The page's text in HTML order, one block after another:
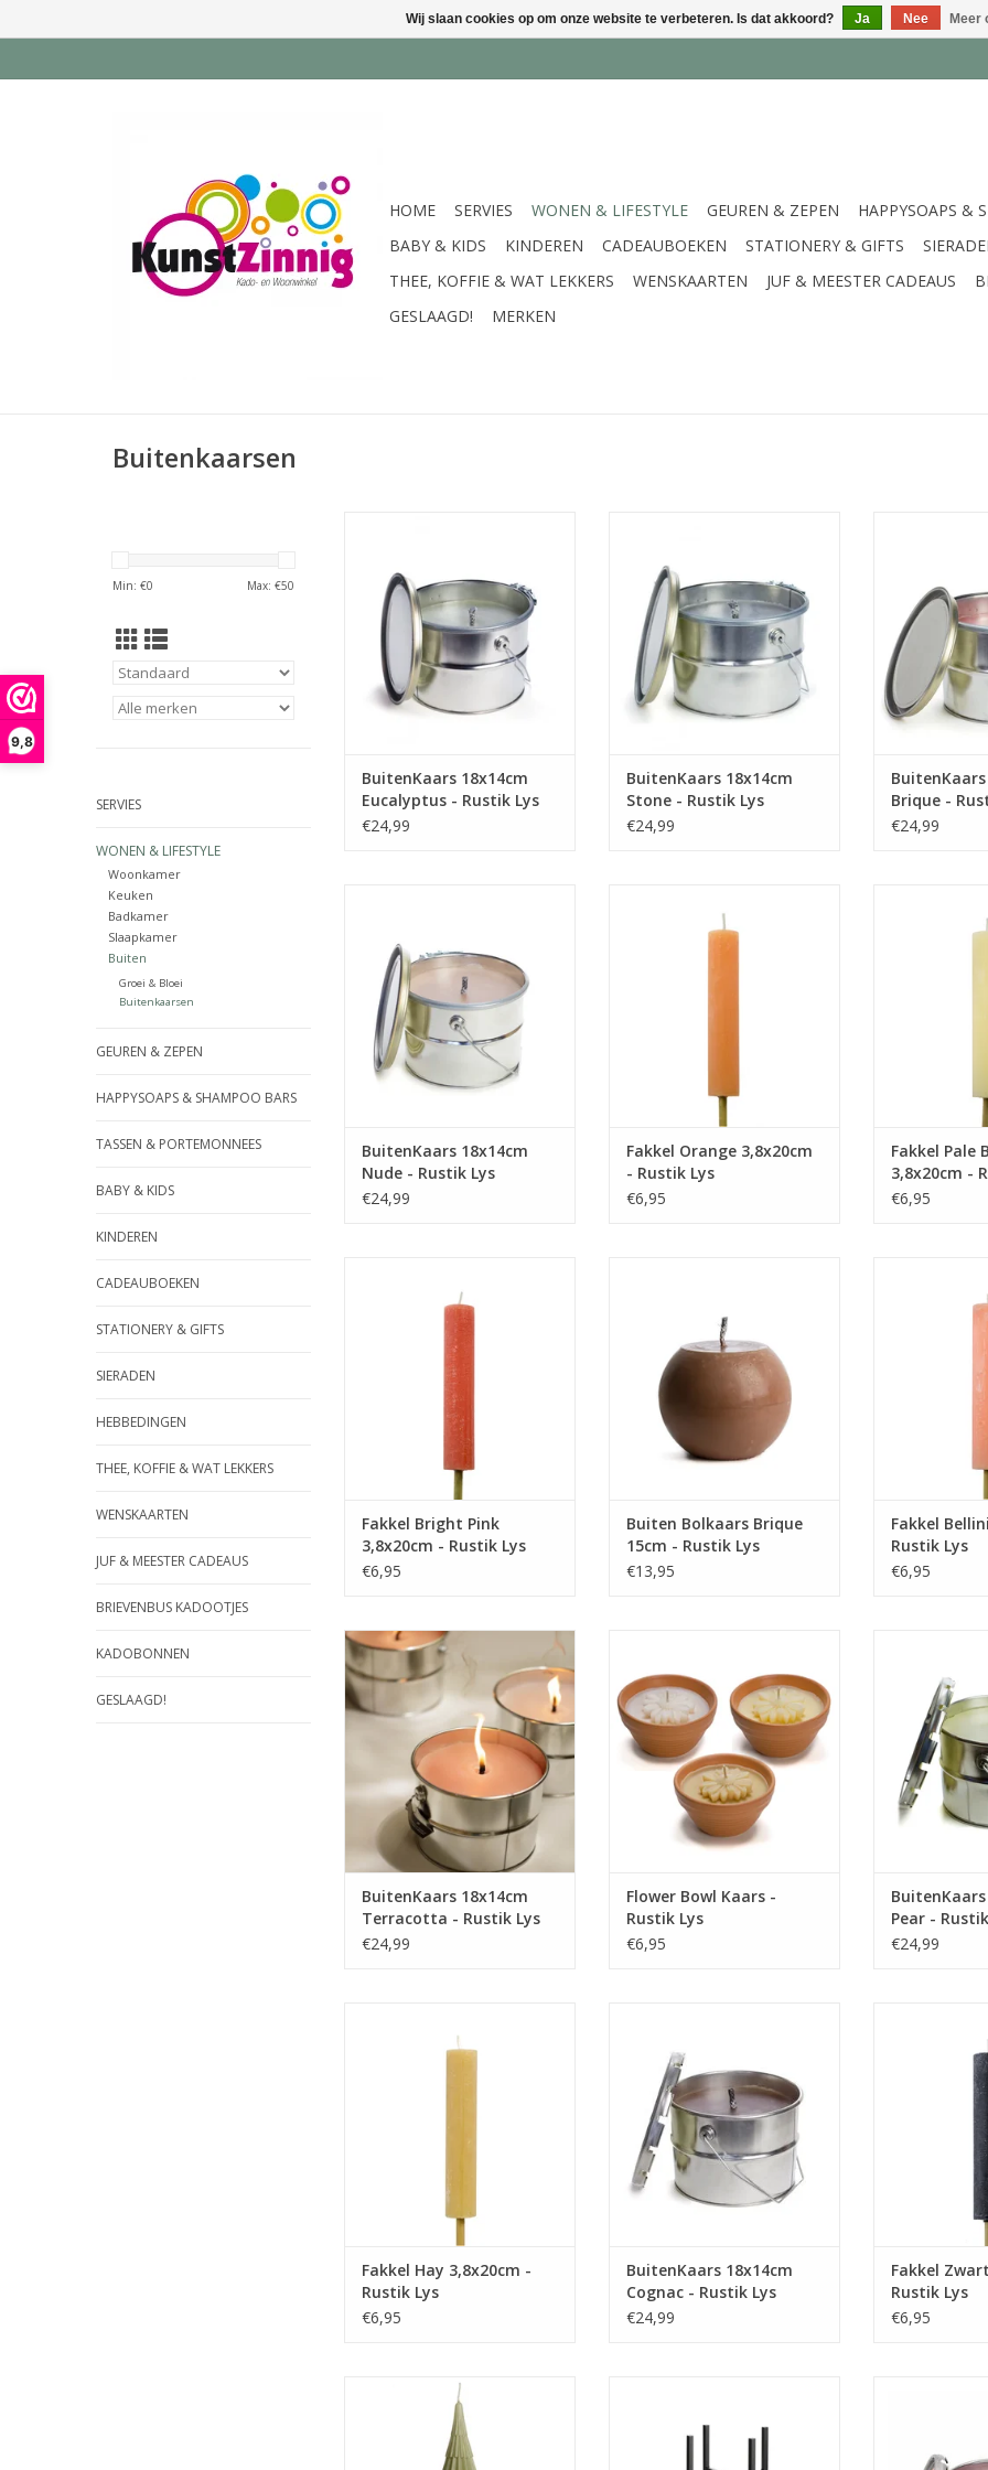
9,8
HOME SERVIES WONEN & LIFESTYLE GEUREN & ZEPEN
HAPPYSOAPS &
BABY & KIDS
KINDEREN CADEAUBOEKEN STATIONERY & GIFTS
THEE, KOFFIE & WAT LEKKERS
WENSKAARTEN JUF & MEESTER CADEAUS
GESLAAGD!
MERKEN
Buitenkaarsen
Min: €0 Max: €50
SERVIES
WONEN & LIFESTYLE
Woonkamer
Keuken
Badkamer
Slaapkamer
Buiten
Groei & Bloei
Buitenkaarsen
GEUREN & ZEPEN
HAPPYSOAPS & SHAMPOO BARS
TASSEN & PORTEMONNEES
BABY & KIDS
KINDEREN
CADEAUBOEKEN
STATIONERY & GIFTS
SIERADEN
HEBBEDINGEN
THEE, KOFFIE & WAT LEKKERS
WENSKAARTEN
JUF & MEESTER CADEAUS
BRIEVENBUS KADOOTJES
KADOBONNEN
GESLAAGD!
Genieten van de warmte van dit
vuurtje. Ideaal bijvoorbeeld voor
het roosteren van marshmallows
of als ‘draagbaar’ kampvuur voor
op de camping.
TOEVOEGEN AAN WINKELWAGEN
BuitenKaars 18x14cm
Eucalyptus - Rustik Lys
€24,99
blik een sfeermaker in de tuin!
Genieten van de warmte van dit
vuurtje. Ideaal bijvoorbeeld voor
het roosteren van marshmallows
of als ‘draagbaar’ kampvuur voor
op de camping.
TOEVOEGEN AAN WINKELWAGEN
BuitenKaars 18x14cm
Stone - Rustik Lys
€24,99
Genieten van
vuurtje. Ideaal
het roosteren
of als
op de
De extra
Brique -
€24,99
Genieten van de warmte van dit
vuurtje. Ideaal bijvoorbeeld voor
het roosteren van marshmallows
of als ‘draagbaar’ kampvuur voor
op de camping.
TOEVOEGEN AAN WINKELWAGEN
BuitenKaars 18x14cm
Nude - Rustik Lys
€24,99
zwoele zomeravonden is deze
fakkel je partner in crime. Deze
Fakkel Orange 3,8x20cm
- Rustik Lys
€6,95
zwoele
fakkel je
Fakkel Pale
3,8x20cm -
€6,95
zwoele zomeravonden is deze
fakkel je partner in crime. Deze
fakkel is rustiek en is door en
door gekleurd.
TOEVOEGEN AAN WINKELWAGEN
Fakkel Bright Pink
3,8x20cm - Rustik Lys
€6,95
geschikt voor binnen gebruik,
maakt dat deze kaars wel tegen
een beetje wind en regen kan,
zodat je er het hele jaar lol van
TOEVOEGEN AAN WINKELWAGEN
Buiten Bolkaars Brique
15cm - Rustik Lys
€13,95
zwoele
fakkel je
door
TOEVOEGEN
Fakkel
Rustik Lys
€6,95
Tijdens de heerlijke
zomeravonden is dit prachtige
blik een sfeermaker in de tuin!
Genieten van de warmte van dit
vuurtje. Ideaal bijvoorbeeld voor
het roosteren van marshmallows
of als ‘draagbaar’ kampvuur voor
op de camping.
TOEVOEGEN AAN WINKELWAGEN
BuitenKaars 18x14cm
Terracotta - Rustik Lys
€24,99
branduren.
TOEVOEGEN AAN WINKELWAGEN
Flower Bowl Kaars -
Rustik Lys
€6,95
blik een
Genieten van
vuurtje. Ideaal
het roosteren
of als
op de
TOEVOEGEN
Pear -
€24,99
zwoele zomeravonden zijn
onze fakkels je partner in crime.
Fakkel Hay 3,8x20cm -
Rustik Lys
€6,95
blik een sfeermaker in de tuin!
Genieten van de warmte van dit
vuurtje. Ideaal bijvoorbeeld voor
het roosteren van marshmallows
of als ‘draagbaar’ kampvuur voor
op de camping.
TOEVOEGEN AAN WINKELWAGEN
BuitenKaars 18x14cm
Cognac - Rustik Lys
€24,99
zwoele
fakkels je
fakkels zijn
gekleurd en
TOEVOEGEN
Fakkel
Rustik Lys
€6,95
Een gigantische buitenkaars in de
vorm van een kerstboom, om
ook je tuin helemaal
kerstproof te maken.
sfeermaker voor in de tuin met
Genieten van
Wij slaan cookies op om onze website te verbeteren. Is dat akkoord? Ja Nee Meer